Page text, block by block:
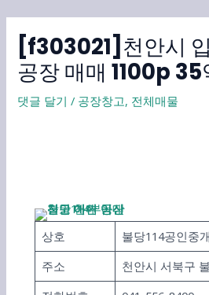
[f303021]천안시
공장 매매 1100p 35
댓글 달기 / 공장창고, 전체매물
상호
불당114공인중
주소
천안시 서북구